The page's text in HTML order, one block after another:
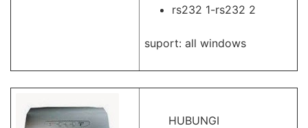
rs232 1-rs232 2
suport: all windows
HUBUNGI